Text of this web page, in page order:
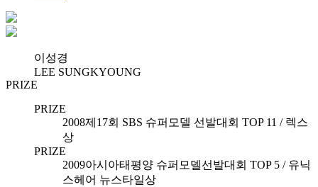
이성경
LEE SUNGKYOUNG
PRIZE
PRIZE
2008제17회 SBS 슈퍼모델 선발대회 TOP 11 / 렉스
상
PRIZE
2009아시아태평양 슈퍼모델선발대회 TOP 5 / 유닉
스헤어 뉴스타일상